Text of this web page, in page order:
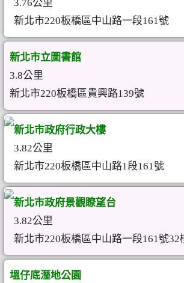
3.76公里
新北市220板橋區中山路一段161號
新北市立圖書館
3.8公里
新北市220板橋區貴興路139號
新北市政府行政大樓
3.82公里
新北市220板橋區中山路1段161號
新北市政府景觀瞭望台
3.82公里
新北市220板橋區中山路一段161號32
塭仔底溼地公園